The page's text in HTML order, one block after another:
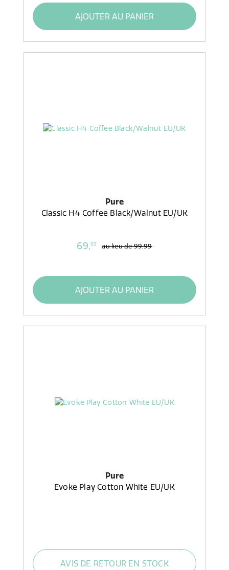
AJOUTER AU PANIER
Pure
Classic H4 Coffee Black/Walnut EU/UK
69,99 au lieu de99,99
AJOUTER AU PANIER
Pure
Evoke Play Cotton White EU/UK
AVIS DE RETOUR EN STOCK